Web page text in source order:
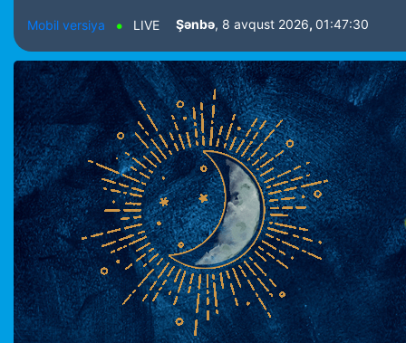
Mobil versiya LIVE Şənbə, 8 avqust 2026, 01:47:31